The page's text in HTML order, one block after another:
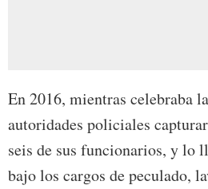
En 2016, mientras celebraba
autoridades policiales
seis de sus funcionarios, y lo
bajo los cargos de peculado,